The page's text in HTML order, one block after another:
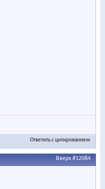
Ответить с цитированием
Вверх #12084